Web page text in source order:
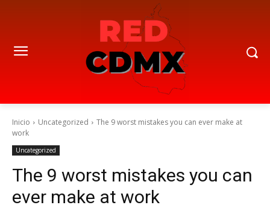
Inicio Uncategorized
The 9 worst mistakes you can ever make at
work
Uncategorized
The 9 worst mistakes you can
ever make at work